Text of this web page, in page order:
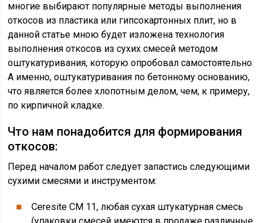
многие выбирают популярные методы выполнения
откосов из пластика или гипсокартонных плит, но в
данной статье мною будет изложена технология
выполнения откосов из сухих смесей методом
оштукатуривания, которую опробовал самостоятельно.
А именно, оштукатуривания по бетонному основанию,
что является более хлопотным делом, чем, к примеру,
по кирпичной кладке.
Что нам понадобится для формирования
откосов:
Перед началом работ следует запастись следующими
сухими смесями и инструментом:
Ceresite CM 11, любая сухая штукатурная смесь